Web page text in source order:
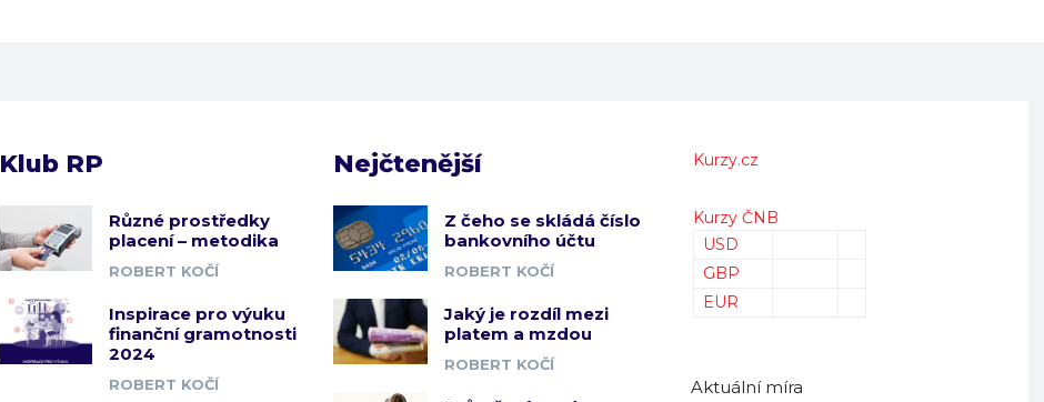
Klub RP
Různé prostředky
placení – metodika
ROBERT KOČÍ
Inspirace pro výuku
finanční gramotnosti
2024
ROBERT KOČÍ
Nejčtenější
Z čeho se skládá číslo
bankovního účtu
ROBERT KOČÍ
Jaký je rozdíl mezi
platem a mzdou
ROBERT KOČÍ
Kurzy.cz
Kurzy ČNB
USD
GBP
EUR
Aktuální míra